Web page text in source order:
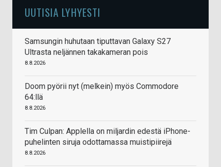
UUTISIA LYHYESTI
Samsungin huhutaan tiputtavan Galaxy S27
Ultrasta neljännen takakameran pois
8.8.2026
Doom pyörii nyt (melkein) myös Commodore
64:llä
8.8.2026
Tim Culpan: Applella on miljardin edestä iPhone-
puhelinten siruja odottamassa muistipiirejä
8.8.2026